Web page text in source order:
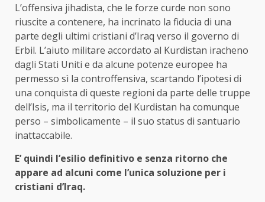
L’offensiva jihadista, che le forze curde non sono
riuscite a contenere, ha incrinato la fiducia di una
parte degli ultimi cristiani d’Iraq verso il governo di
Erbil. L’aiuto militare accordato al Kurdistan iracheno
dagli Stati Uniti e da alcune potenze europee ha
permesso sì la controffensiva, scartando l’ipotesi di
una conquista di queste regioni da parte delle truppe
dell’Isis, ma il territorio del Kurdistan ha comunque
perso – simbolicamente – il suo status di santuario
inattaccabile.
E’ quindi l’esilio definitivo e senza ritorno che
appare ad alcuni come l’unica soluzione per i
cristiani d’Iraq.